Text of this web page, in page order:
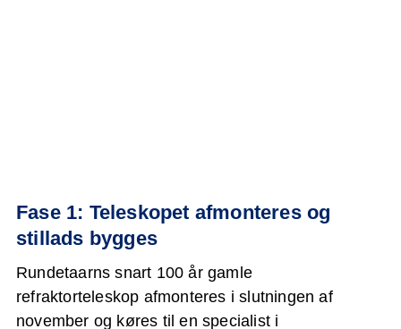
Fase 1: Teleskopet afmonteres og
stillads bygges
Rundetaarns snart 100 år gamle
refraktorteleskop afmonteres i slutningen af
november og køres til en specialist i